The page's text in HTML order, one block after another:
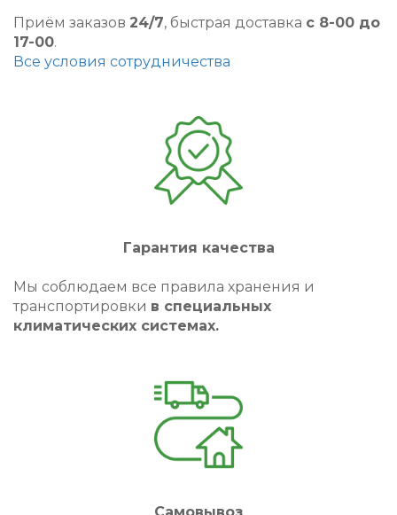
Приём заказов 24/7, быстрая доставка с 8-00 до
17-00.
Все условия сотрудничества
Гарантия качества
Мы соблюдаем все правила хранения и
транспортировки в специальных
климатических системах.